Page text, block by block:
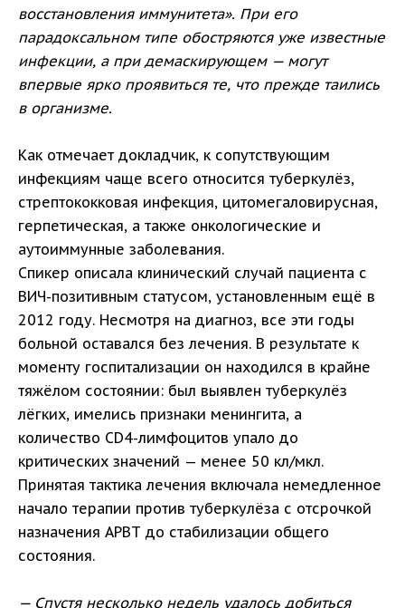
восстановления иммунитета». При его
парадоксальном типе обостряются уже известные
инфекции, а при демаскирующем — могут
впервые ярко проявиться те, что прежде таились
в организме.
Как отмечает докладчик, к сопутствующим
инфекциям чаще всего относится туберкулёз,
стрептококковая инфекция, цитомегаловирусная,
герпетическая, а также онкологические и
аутоиммунные заболевания.
Спикер описала клинический случай пациента с
ВИЧ-позитивным статусом, установленным ещё в
2012 году. Несмотря на диагноз, все эти годы
больной оставался без лечения. В результате к
моменту госпитализации он находился в крайне
тяжёлом состоянии: был выявлен туберкулёз
лёгких, имелись признаки менингита, а
количество CD4-лимфоцитов упало до
критических значений — менее 50 кл/мкл.
Принятая тактика лечения включала немедленное
начало терапии против туберкулёза с отсрочкой
назначения АРВТ до стабилизации общего
состояния.
— Спустя несколько недель удалось добиться